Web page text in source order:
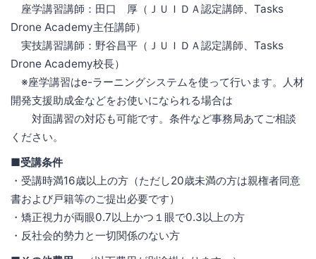
座学講習講師：田口 厚（ＪＵＩＤＡ認定講師、Tasks
Drone Academy主任講師）
実技講習講師：野谷昌平（ＪＵＩＤＡ認定講師、Tasks
Drone Academy校長）
※座学講習はe-ラーニングシステムを使って行います。人材
開発支援助成金などをお使いになられる場合は
対面講習の対応も可能です。条件など事務局あてご相談
ください。
■受講条件
・受講時満16歳以上の方（ただし20歳未満の方は親権者同意
書および戸籍等のご提出必要です）
・矯正視力が両眼0.7以上かつ１眼で0.3以上の方
・反社会的勢力と一切関係のない方